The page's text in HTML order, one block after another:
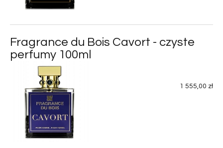
Fragrance du Bois Cavort - czyste
perfumy 100ml
1 555,00 zł